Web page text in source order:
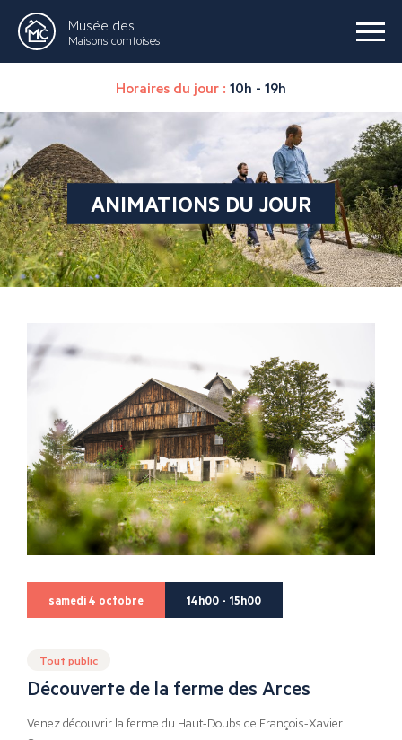
Musée des
Maisons comtoises
Horaires du jour : 10h - 19h
ANIMATIONS DU JOUR
samedi 4 octobre 14h00 - 15h00
Tout public
Découverte de la ferme des Arces
Venez découvrir la ferme du Haut-Doubs de François-Xavier